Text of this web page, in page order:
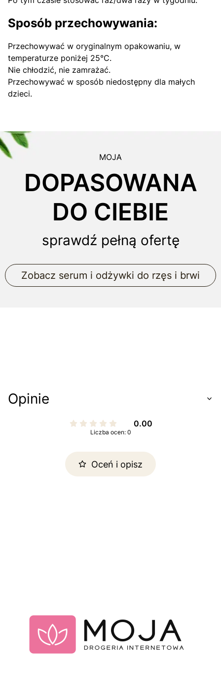
Sposób przechowywania:
Przechowywać w oryginalnym opakowaniu, w
temperaturze poniżej 25°C.
Nie chłodzić, nie zamrażać.
Przechowywać w sposób niedostępny dla małych
dzieci.
MOJA
DOPASOWANA
DO CIEBIE
sprawdź pełną ofertę
Zobacz serum i odżywki do rzęs i brwi
Opinie
0.00
Liczba ocen: 0
Oceń i opisz